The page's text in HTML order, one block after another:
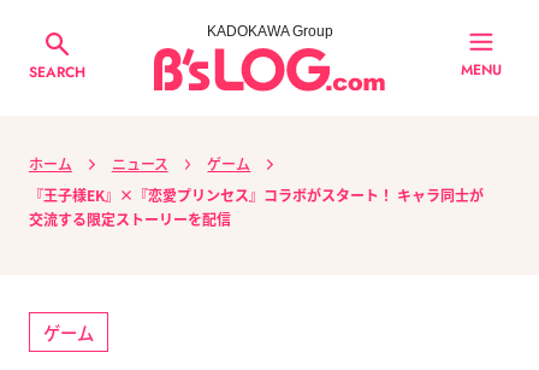
SEARCH
KADOKAWA Group
MENU
ホーム ニュース
ゲーム
『王子様EK』×『恋愛プリンセス』コラボがスタート！ キャラ同士が
交流する限定ストーリーを配信
ゲーム